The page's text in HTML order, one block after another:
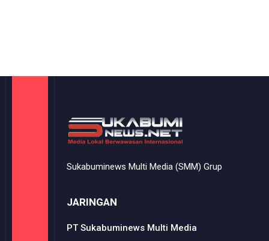
Sukabuminews Multi Media (SMM) Grup
JARINGAN
PT Sukabuminews Multi Media